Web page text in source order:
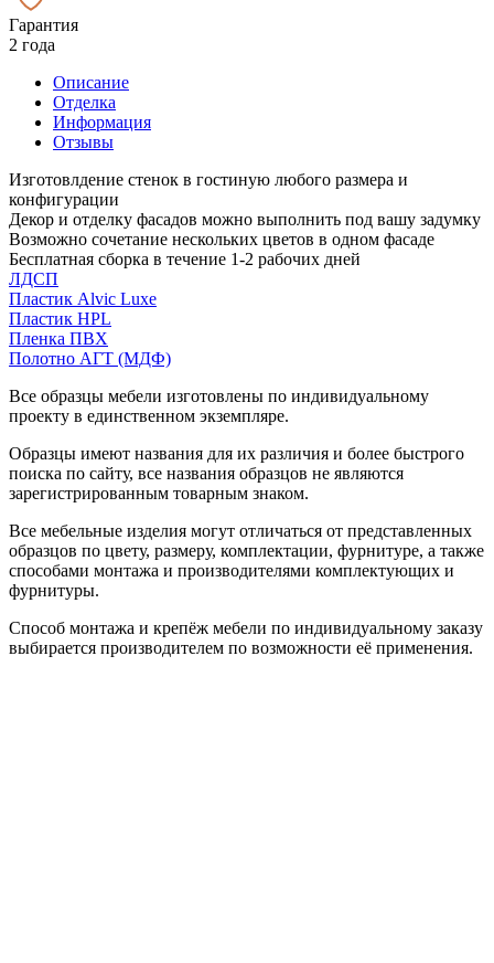
Гарантия
2 года
Описание
Отделка
Информация
Отзывы
Изготовлдение стенок в гостиную любого размера и
конфигурации
Декор и отделку фасадов можно выполнить под вашу задумку
Возможно сочетание нескольких цветов в одном фасаде
Бесплатная сборка в течение 1-2 рабочих дней
ЛДСП
Пластик Alvic Luxe
Пластик HPL
Пленка ПВХ
Полотно АГТ (МДФ)
Все образцы мебели изготовлены по индивидуальному
проекту в единственном экземпляре.
Образцы имеют названия для их различия и более быстрого
поиска по сайту, все названия образцов не являются
зарегистрированным товарным знаком.
Все мебельные изделия могут отличаться от представленных
образцов по цвету, размеру, комплектации, фурнитуре, а также
способами монтажа и производителями комплектующих и
фурнитуры.
Способ монтажа и крепёж мебели по индивидуальному заказу
выбирается производителем по возможности её применения.